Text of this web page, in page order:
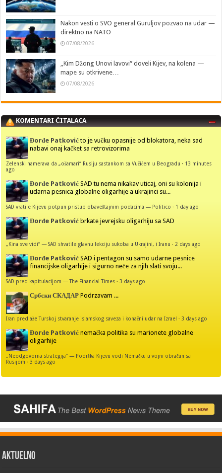
Nakon vesti o SVO general Guruljov pozvao na udar —
direktno na NATO
07/08/2026
„Kim Džong Unovi lavovi“ doveli Kijev, na kolena —
mape su otkrivene…
07/08/2026
KOMENTARI ČITALACA
Đorđe Patković to je vučku opasnije od blokatora, neka sad
nabavi onaj kačket sa retrovizorima
Zelenski namerava da „ošamari“ Rusiju sastankom sa Vučićem u Beogradu · 13 minutes
ago
Đorđe Patković SAD tu nema nikakav uticaj, oni su kolonija i
udarna pesnica globalne oligarhije a ukrajinci su...
SAD vratile Kijevu potpun pristup obaveštajnim podacima — Politico · 1 day ago
Đorđe Patković brkate jevrejsku oligarhiju sa SAD
„Kina sve vidi“ — SAD shvatile glavnu lekciju sukoba u Ukrajini, i Iranu · 2 days ago
Đorđe Patković SAD i pentagon su samo udarne pesnice
financijske oligarhije i sigurno neće za njih slati svoju...
SAD pred kapitulacijom — The Financial Times ·3 days ago
Србски СКАДАР Podrzavam ...
Iran predlaže Turskoj stvaranje islamskog saveza i konačni udar na Izrael ·3 days ago
Đorđe Patković nemačka politika su marionete globalne
oligarhije
„Neodgovorna strategija“ — Podrška Kijevu vodi Nemačku u vojni obračun sa
Rusijom ·3 days ago
AKTUELNO